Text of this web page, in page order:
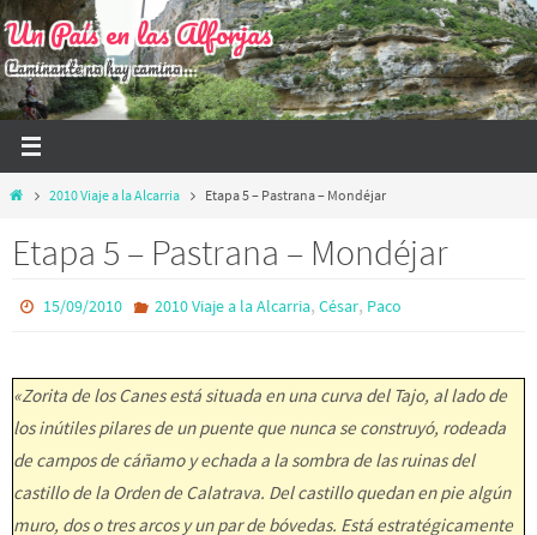
Ir
al
contenido
Un País en las Alforjas
Caminante no hay camino...
Inicio2010 Viaje a la Alcarria Etapa 5 – Pastrana – Mondéjar
Etapa 5 – Pastrana – Mondéjar
15/09/2010 2010 Viaje a la Alcarria, César, Paco
«Zorita de los Canes está situada en una curva del Tajo, al lado de
los inútiles pilares de un puente que nunca se construyó, rodeada
de campos de cáñamo y echada a la sombra de las ruinas del
castillo de la Orden de Calatrava. Del castillo quedan en pie algún
muro, dos o tres arcos y un par de bóvedas. Está estratégicamente